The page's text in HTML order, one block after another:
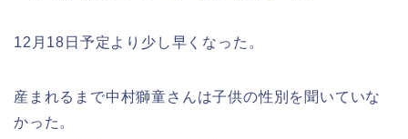
12月18日予定より少し早くなった。
産まれるまで中村獅童さんは子供の性別を聞いていな
かった。